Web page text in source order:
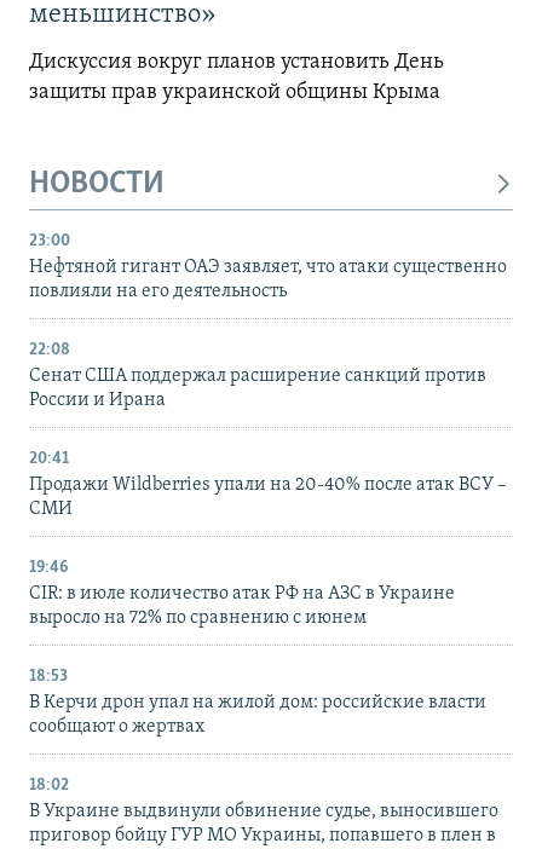
меньшинство»
Дискуссия вокруг планов установить День
защиты прав украинской общины Крыма
НОВОСТИ
23:00
Нефтяной гигант ОАЭ заявляет, что атаки существенно
повлияли на его деятельность
22:08
Сенат США поддержал расширение санкций против
России и Ирана
20:41
Продажи Wildberries упали на 20-40% после атак ВСУ –
СМИ
19:46
CIR: в июле количество атак РФ на АЗС в Украине
выросло на 72% по сравнению с июнем
18:53
В Керчи дрон упал на жилой дом: российские власти
сообщают о жертвах
18:02
В Украине выдвинули обвинение судье, выносившего
приговор бойцу ГУР МО Украины, попавшего в плен в